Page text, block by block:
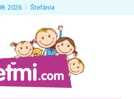
2026 Štefánia